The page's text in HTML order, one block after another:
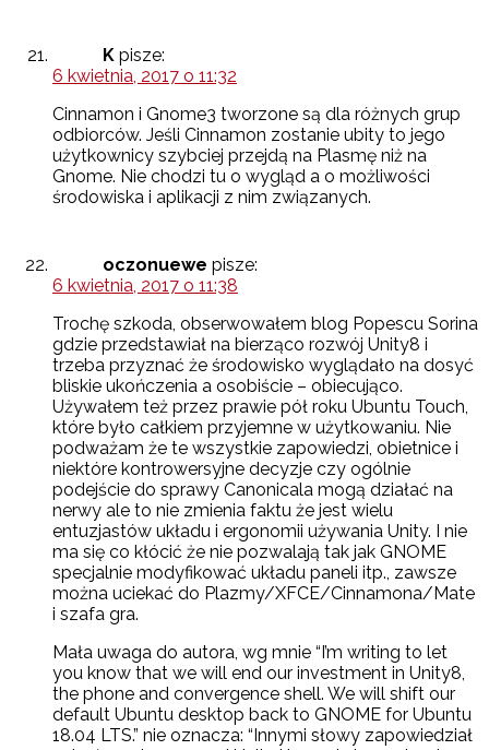
K pisze:
6 kwietnia, 2017 o 11:32
Cinnamon i Gnome3 tworzone są dla różnych grup
odbiorców. Jeśli Cinnamon zostanie ubity to jego
użytkownicy szybciej przejdą na Plasmę niż na
Gnome. Nie chodzi tu o wygląd a o możliwości
środowiska i aplikacji z nim związanych.
oczonuewe pisze:
6 kwietnia, 2017 o 11:38
Trochę szkoda, obserwowałem blog Popescu Sorina
gdzie przedstawiał na bierząco rozwój Unity8 i
trzeba przyznać że środowisko wyglądało na dosyć
bliskie ukończenia a osobiście – obiecująco.
Używałem też przez prawie pół roku Ubuntu Touch,
które było całkiem przyjemne w użytkowaniu. Nie
podważam że te wszystkie zapowiedzi, obietnice i
niektóre kontrowersyjne decyzje czy ogólnie
podejście do sprawy Canonicala mogą działać na
nerwy ale to nie zmienia faktu że jest wielu
entuzjastów układu i ergonomii używania Unity. I nie
ma się co kłócić że nie pozwalają tak jak GNOME
specjalnie modyfikować układu paneli itp., zawsze
można uciekać do Plazmy/XFCE/Cinnamona/Mate
i szafa gra.
Mała uwaga do autora, wg mnie “I’m writing to let
you know that we will end our investment in Unity8,
the phone and convergence shell. We will shift our
default Ubuntu desktop back to GNOME for Ubuntu
18.04 LTS.” nie oznacza: “Innymi słowy zapowiedział